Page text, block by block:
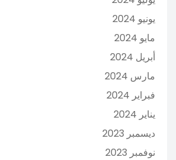
يونيو 2024
مايو 2024
أبريل 2024
مارس 2024
فبراير 2024
يناير 2024
ديسمبر 2023
نوفمبر 2023